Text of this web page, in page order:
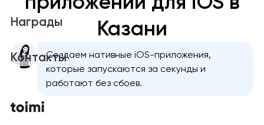
Награды
Контакты
Казани
Создаем нативные iOS-приложения,
которые запускаются за секунды и
работают без сбоев.